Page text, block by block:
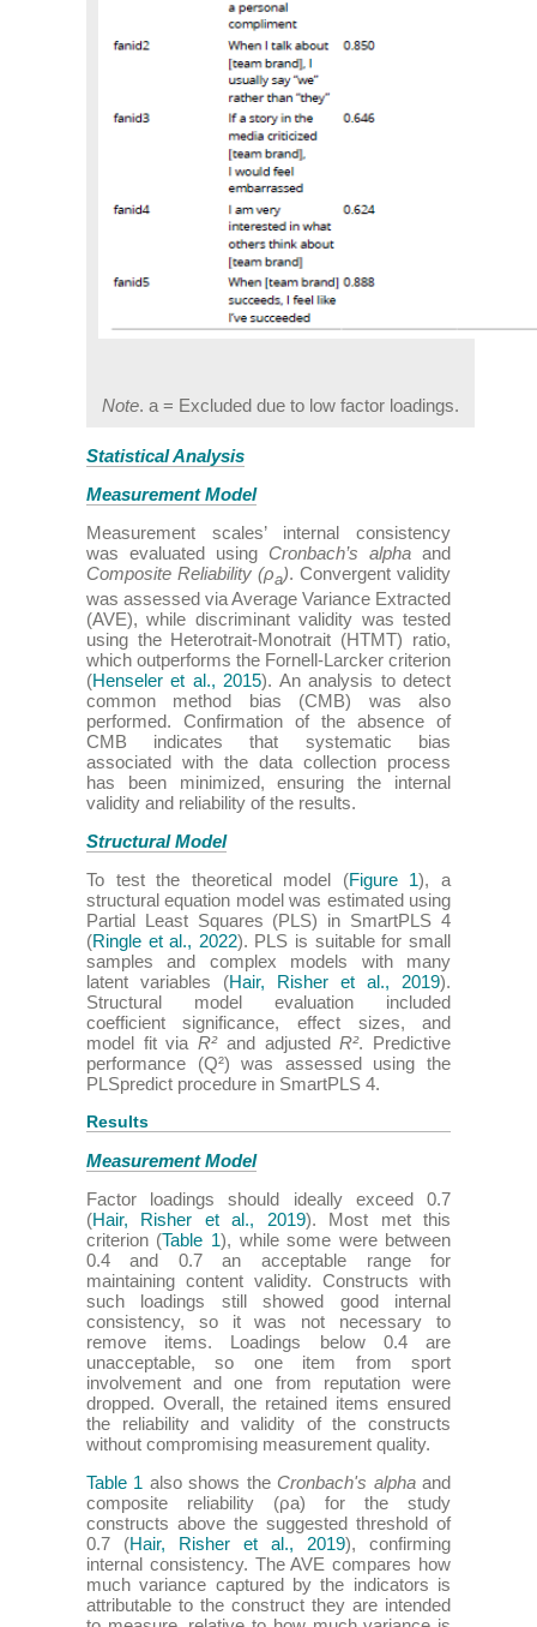
Note. a = Excluded due to low factor loadings.
Statistical Analysis
Measurement Model
Measurement scales’ internal consistency
was evaluated using Cronbach’s alpha and
Composite Reliability (ρa). Convergent validity
was assessed via Average Variance Extracted
(AVE), while discriminant validity was tested
using the Heterotrait-Monotrait (HTMT) ratio,
which outperforms the Fornell-Larcker criterion
(Henseler et al., 2015). An analysis to detect
common method bias (CMB) was also
performed. Confirmation of the absence of
CMB indicates that systematic bias
associated with the data collection process
has been minimized, ensuring the internal
validity and reliability of the results.
Structural Model
To test the theoretical model (Figure 1), a
structural equation model was estimated using
Partial Least Squares (PLS) in SmartPLS 4
(Ringle et al., 2022). PLS is suitable for small
samples and complex models with many
latent variables (Hair, Risher et al., 2019).
Structural model evaluation included
coefficient significance, effect sizes, and
model fit viaR²and adjustedR². Predictive
performance (Q²) was assessed using the
PLSpredict procedure in SmartPLS 4.
Results
Measurement Model
Factor loadings should ideally exceed 0.7
(Hair, Risher et al., 2019). Most met this
criterion (Table 1), while some were between
0.4 and 0.7 an acceptable range for
maintaining content validity. Constructs with
such loadings still showed good internal
consistency, so it was not necessary to
remove items. Loadings below 0.4 are
unacceptable, so one item from sport
involvement and one from reputation were
dropped. Overall, the retained items ensured
the reliability and validity of the constructs
without compromising measurement quality.
Table 1 also shows the Cronbach's alphaand
composite reliability (ρa) for the study
constructs above the suggested threshold of
0.7 (Hair, Risher et al., 2019), confirming
internal consistency. The AVE compares how
much variance captured by the indicators is
attributable to the construct they are intended